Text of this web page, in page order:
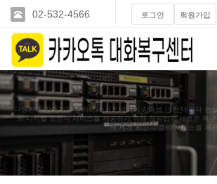
02-532-4566 로그인 회원가입
다양한 저장매체의 장애와 소프트웨어의 장애로 인한 데이타 손
와 디지털 포렌식 서비스를 제공하기 위해 끊임없이 새로운 복
께 세계 최고 수준의 서비스를 제